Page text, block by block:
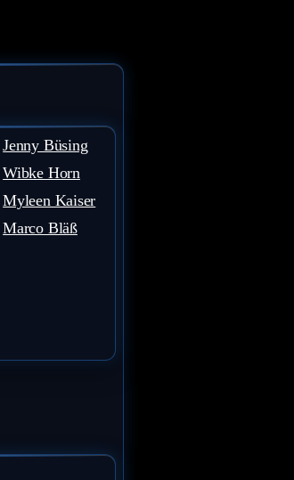
Jenny Büsing
Wibke Horn
Myleen Kaiser
Marco Bläß